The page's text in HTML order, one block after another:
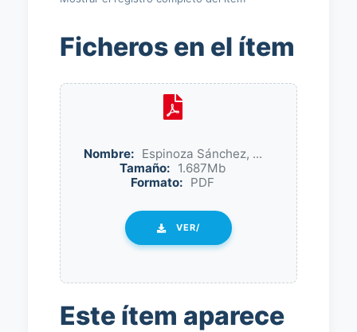
Ficheros en el ítem
Nombre: Espinoza Sánchez, ...
Tamaño: 1.687Mb
Formato: PDF
VER/
Este ítem aparece